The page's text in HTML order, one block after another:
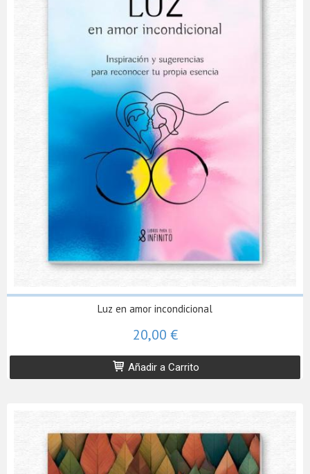
Luz en amor incondicional
20,00 €
Añadir a Carrito